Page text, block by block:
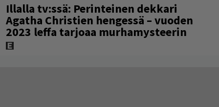
Illalla tv:ssä: Perinteinen dekkari
Agatha Christien hengessä – vuoden
2023 leffa tarjoaa murhamysteerin